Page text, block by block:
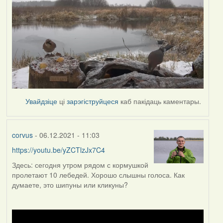
Увайдзіце цізарэгіструйцеся каб пакідаць каментары.
corvus- 06.12.2021 - 11:03
https://youtu.be/yZCTlzJx7C4
Здесь: сегодня утром рядом с кормушкой
пролетают 10 лебедей. Хорошо слышны голоса. Как
думаете, это шипуны или кликуны?